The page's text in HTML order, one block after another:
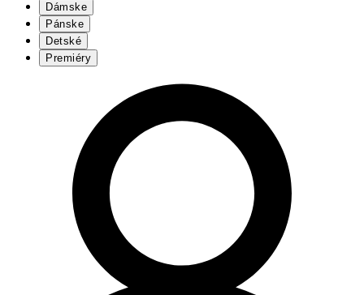
Dámske
Pánske
Detské
Premiéry